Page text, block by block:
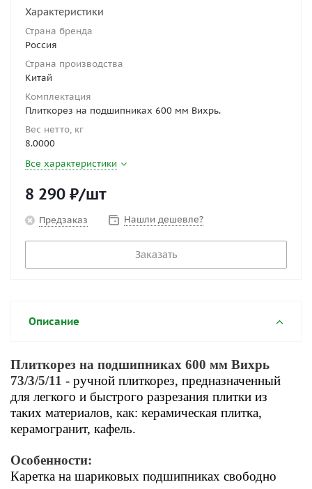
Характеристики
Страна бренда
Россия
Страна производства
Китай
Комплектация
Плиткорез на подшипниках 600 мм Вихрь.
Вес нетто, кг
8.0000
Все характеристики
8 290 ₽/шт
Предзаказ Нашли дешевле?
Заказать
Описание
Плиткорез на подшипниках 600 мм Вихрь
73/3/5/11 - ручной плиткорез, предназначенный
для легкого и быстрого разрезания плитки из
таких материалов, как: керамическая плитка,
керамогранит, кафель.
Особенности:
Каретка на шариковых подшипниках свободно